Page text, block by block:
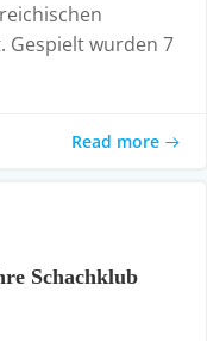
Gespielt wurden 7
Read more
Schachklub